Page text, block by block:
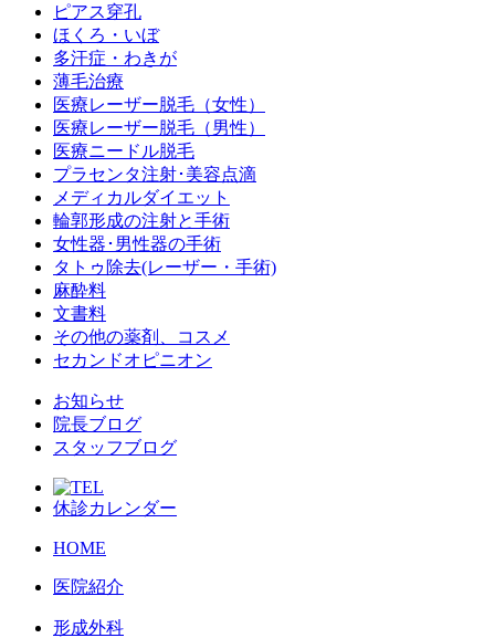
ピアス穿孔
ほくろ・いぼ
多汗症・わきが
薄毛治療
医療レーザー脱毛（女性）
医療レーザー脱毛（男性）
医療ニードル脱毛
プラセンタ注射･美容点滴
メディカルダイエット
輪郭形成の注射と手術
女性器･男性器の手術
タトゥ除去(レーザー・手術)
麻酔料
文書料
その他の薬剤、コスメ
セカンドオピニオン
お知らせ
院長ブログ
スタッフブログ
休診カレンダー
HOME
医院紹介
形成外科